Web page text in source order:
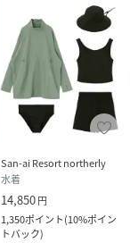
San-ai Resort northerly
水着
14,850円
1,350ポイント(10%ポイン
トバック)